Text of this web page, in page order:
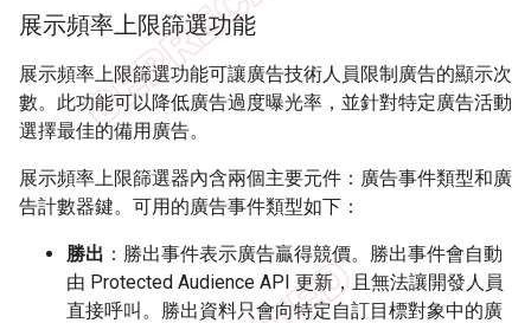
展示頻率上限篩選功能
展示頻率上限篩選功能可讓廣告技術人員限制廣告的顯示次
數。此功能可以降低廣告過度曝光率，並針對特定廣告活動
選擇最佳的備用廣告。
展示頻率上限篩選器內含兩個主要元件：廣告事件類型和廣
告計數器鍵。可用的廣告事件類型如下：
勝出 ：勝出事件表示廣告贏得競價。勝出事件會自動
由 Protected Audience API 更新，且無法讓開發人員
直接呼叫。勝出資料只會向特定自訂目標對象中的廣